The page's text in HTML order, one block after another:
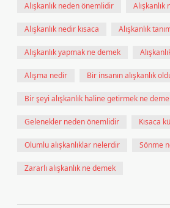
Alışkanlık neden önemlidir
Alışkanlık nedir kısaca Alışkanlık
Alışkanlık yapmak ne demek
Alışma nedir Bir insanın alışkanlık
Bir şeyi alışkanlık haline getirmek ne
Gelenekler neden önemlidir Kısaca
Olumlu alışkanlıklar nelerdir Sönme
Zararlı alışkanlık ne demek